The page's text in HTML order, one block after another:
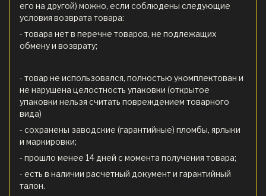
его на другой) можно, если соблюдены следующие
условия возврата товара:
- товара нет в перечне товаров, не подлежащих
обмену и возврату;
- товар не использовался, полностью укомплектован и
не нарушена целостность упаковки (открытое
упаковки нельзя считать повреждением товарного
вида)
- сохранены заводские (гарантийные) пломбы, ярлыки
и маркировки;
- прошло менее 14 дней с момента получения товара;
- есть в наличии расчетный документ и гарантийный
талон.